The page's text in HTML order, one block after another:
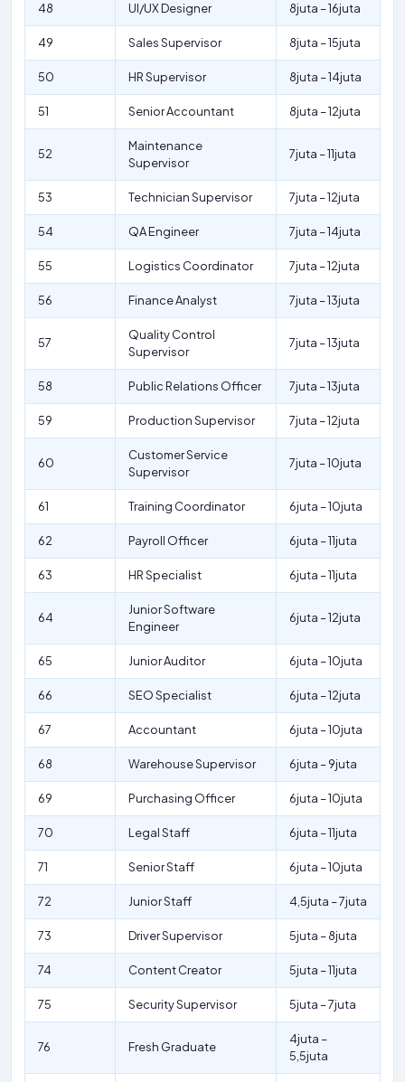
48 UI/UX Designer 8juta – 16juta
49 Sales Supervisor 8juta – 15juta
50 HR Supervisor 8juta – 14juta
51 Senior Accountant 8juta – 12juta
52
Maintenance
Supervisor
7juta – 11juta
53 Technician Supervisor 7juta – 12juta
54 QA Engineer 7juta – 14juta
55 Logistics Coordinator 7juta – 12juta
56 Finance Analyst 7juta – 13juta
57
Quality Control
Supervisor
7juta – 13juta
58 Public Relations Officer 7juta – 13juta
59 Production Supervisor 7juta – 12juta
60
Customer Service
Supervisor
7juta – 10juta
61 Training Coordinator 6juta – 10juta
62 Payroll Officer 6juta – 11juta
63 HR Specialist 6juta – 11juta
64
Junior Software
Engineer
6juta – 12juta
65 Junior Auditor 6juta – 10juta
66 SEO Specialist 6juta – 12juta
67 Accountant 6juta – 10juta
68 Warehouse Supervisor 6juta – 9juta
69 Purchasing Officer 6juta – 10juta
70 Legal Staff 6juta – 11juta
71 Senior Staff 6juta – 10juta
72 Junior Staff 4,5juta – 7juta
73 Driver Supervisor 5juta – 8juta
74 Content Creator 5juta – 11juta
75 Security Supervisor 5juta – 7juta
76 Fresh Graduate
4juta –
5,5juta